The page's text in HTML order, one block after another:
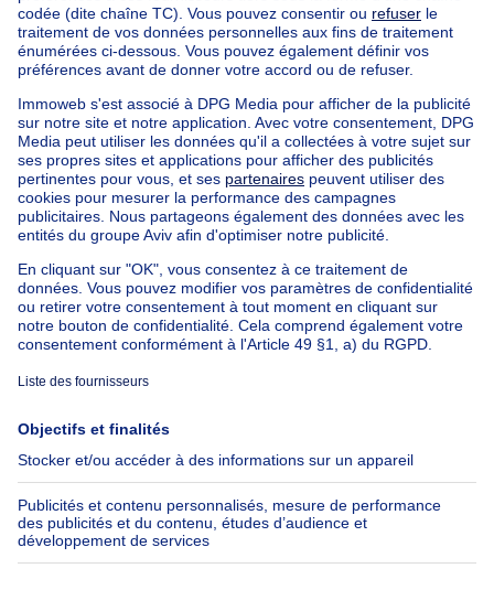
Nos maisons hors de la Belgique
Maison à vendre France
Maison à vendre Espagne
Maison à vendre Italie
Maison à vendre Luxembourg
Maison à vendre Pays-bas
Nos biens pas chèrsMaison à vendre pas cher
Appartements à louer pas cher
Nos biens à louer avec chambres
Appartement à vendre avec 3 chambres
Maison à vendre avec 3 chambres
Appartement à louer avec 3 chambres
Maison à louer avec 3 chambres
Appartement à louer avec 3 chambres Bruxelles-ville
Immoweb
Presse
Emplois
Groupe Axel Springer
SeLoger.com
Immowelt.de
Belfius
Assurances
Check-list déménagement